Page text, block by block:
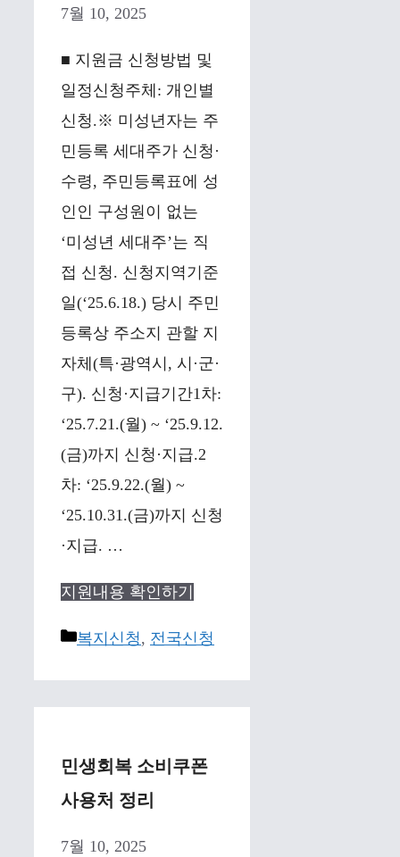
7월 10, 2025
■ 지원금 신청방법 및
일정신청주체: 개인별
신청.※ 미성년자는 주
민등록 세대주가 신청·
수령, 주민등록표에 성
인인 구성원이 없는
‘미성년 세대주’는 직
접 신청. 신청지역기준
일(‘25.6.18.) 당시 주민
등록상 주소지 관할 지
자체(특·광역시, 시·군·
구). 신청·지급기간1차:
‘25.7.21.(월) ~ ‘25.9.12.
(금)까지 신청·지급.2
차: ‘25.9.22.(월) ~
‘25.10.31.(금)까지 신청
·지급. …
지원내용 확인하기
Categories
복지신청, 전국신청
민생회복 소비쿠폰
사용처 정리
7월 10, 2025